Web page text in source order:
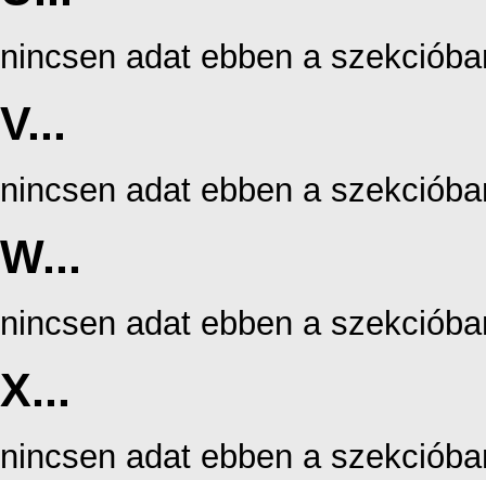
nincsen adat ebben a
V...
nincsen adat ebben a
W...
nincsen adat ebben a
X...
nincsen adat ebben a